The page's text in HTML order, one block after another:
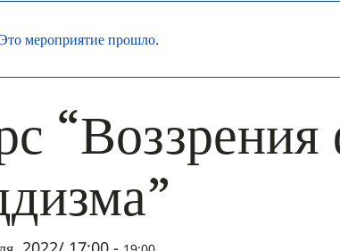
мероприятие прошло.